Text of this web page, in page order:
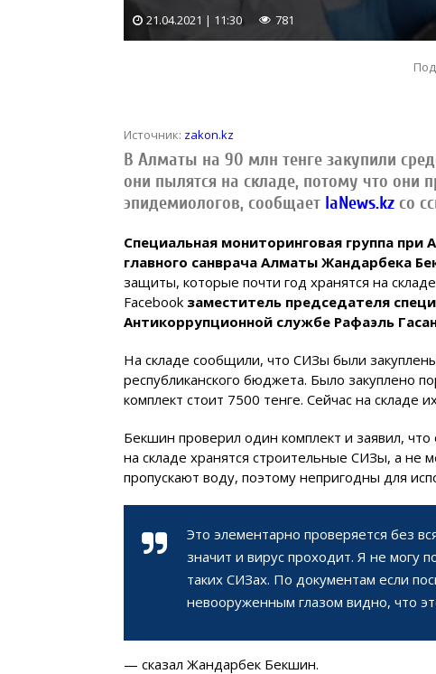
21.04.2021 | 11:30 781
Источник: zakon.kz
В Алматы на 90 млн тенге закупили
они пылятся на складе, потому что они
эпидемиологов, сообщает IaNews.kz со
Специальная мониторинговая группа
главного санврача Алматы Жандарбека
защиты, которые почти год хранятся на
Facebook заместитель председателя
Антикоррупционной службе Рафаэль
На складе сообщили, что СИЗы были
республиканского бюджета. Было закуплено
комплект стоит 7500 тенге. Сейчас на складе
Бекшин проверил один комплект и заявил,
на складе хранятся строительные СИЗы, а
пропускают воду, поэтому непригодны для
Это элементарно проверяется без
значит и вирус проходит. Я не могу
таких СИЗах. По документам если
невооруженным глазом видно, что
— сказал Жандарбек Бекшин.